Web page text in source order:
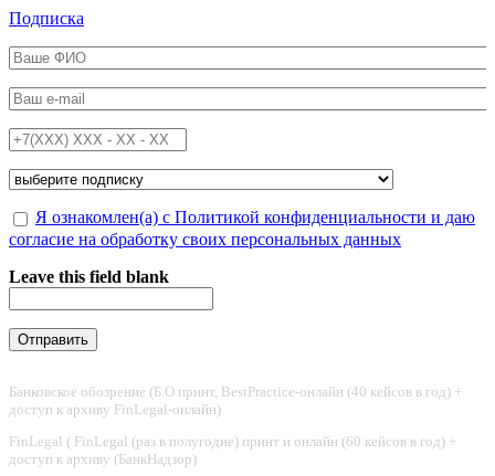
Перейти к основному содержанию
Подписка
ФИО*
Email*
Телефон*
Подписка на*
Обработка персональных данных*
Я ознакомлен(а) с Политикой конфиденциальности и даю
согласие на обработку своих персональных данных
Leave this field blank
Банковское обозрение (Б.О принт, BestPractice-онлайн (40 кейсов в год) +
доступ к архиву FinLegal-онлайн)
FinLegal ( FinLegal (раз в полугодие) принт и онлайн (60 кейсов в год) +
доступ к архиву (БанкНадзор)